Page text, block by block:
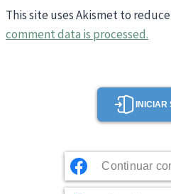
This site uses Akismet to
comment data is processed.
INICIAR
Continuar